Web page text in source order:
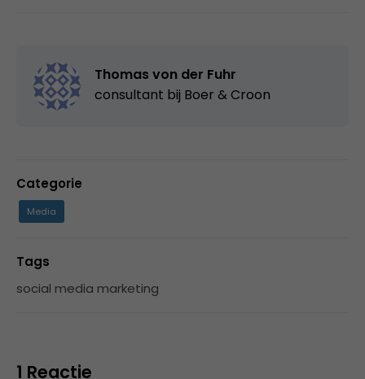
Thomas von der Fuhr
consultant bij Boer & Croon
Categorie
Media
Tags
social media marketing
1 Reactie